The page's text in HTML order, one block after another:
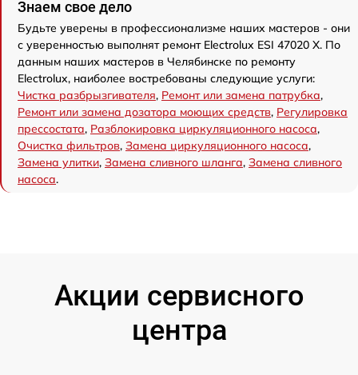
Знаем свое дело
Будьте уверены в профессионализме наших мастеров - они
с уверенностью выполнят ремонт Electrolux ESI 47020 X. По
данным наших мастеров в Челябинске по ремонту
Electrolux, наиболее востребованы следующие услуги:
Чистка разбрызгивателя, Ремонт или замена патрубка,
Ремонт или замена дозатора моющих средств, Регулировка
прессостата, Разблокировка циркуляционного насоса,
Очистка фильтров, Замена циркуляционного насоса,
Замена улитки, Замена сливного шланга, Замена сливного
насоса.
Акции сервисного
центра